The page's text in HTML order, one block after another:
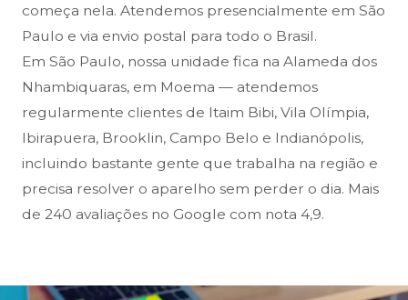
começa nela. Atendemos presencialmente em São
Paulo e via envio postal para todo o Brasil.
Em São Paulo, nossa unidade fica na Alameda dos
Nhambiquaras, em Moema — atendemos
regularmente clientes de Itaim Bibi, Vila Olímpia,
Ibirapuera, Brooklin, Campo Belo e Indianópolis,
incluindo bastante gente que trabalha na região e
precisa resolver o aparelho sem perder o dia. Mais
de 240 avaliações no Google com nota 4,9.